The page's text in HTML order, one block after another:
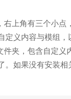
上角有三个小点
定义内容与模组，
夹，包含自定义
如果没有安装